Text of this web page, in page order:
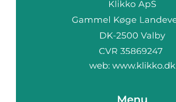
web: www.klikko.dk